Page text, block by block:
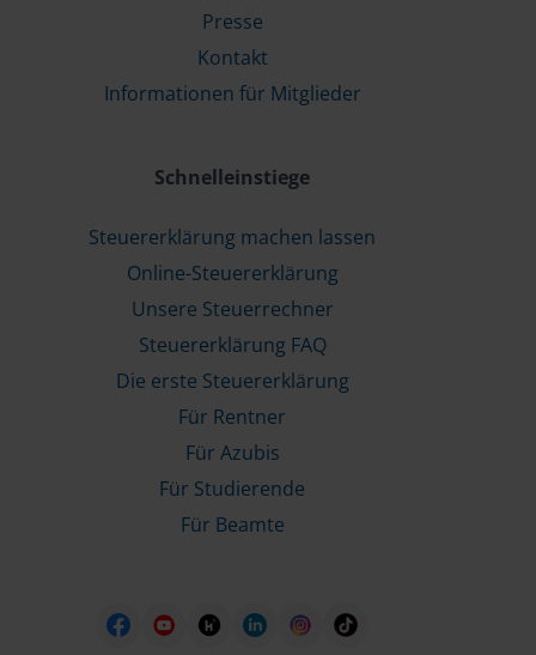
Presse
Kontakt
Informationen für Mitglieder
Schnelleinstiege
Steuererklärung machen lassen
Online-Steuererklärung
Unsere Steuerrechner
Steuererklärung FAQ
Die erste Steuererklärung
Für Rentner
Für Azubis
Für Studierende
Für Beamte